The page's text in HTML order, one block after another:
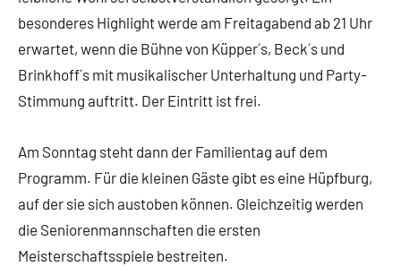
besonderes Highlight werde am Freitagabend ab 21 Uhr
erwartet, wenn die Bühne von Küpper´s, Beck´s und
Brinkhoff´s mit musikalischer Unterhaltung und Party-
Stimmung auftritt. Der Eintritt ist frei.
Am Sonntag steht dann der Familientag auf dem
Programm. Für die kleinen Gäste gibt es eine Hüpfburg,
auf der sie sich austoben können. Gleichzeitig werden
die Seniorenmannschaften die ersten
Meisterschaftsspiele bestreiten.